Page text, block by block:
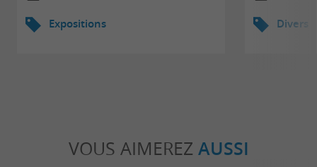
Expositions Divers
VOUS AIMEREZ AUSSI